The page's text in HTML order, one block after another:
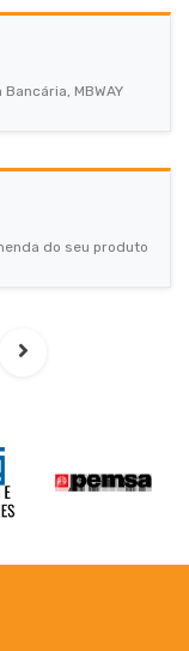
MBWAY
do seu produto